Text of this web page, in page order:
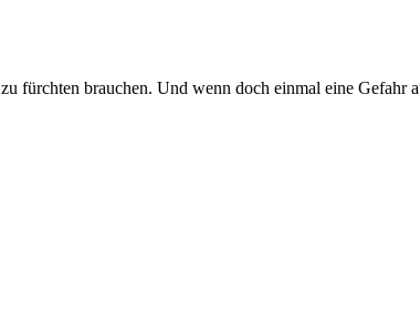
fürchten brauchen. Und wenn doch einmal eine